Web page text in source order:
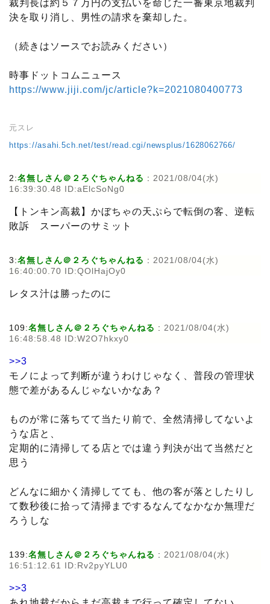
裁判長は約５７万円の支払いを命じた一審東京地裁判
決を取り消し、男性の請求を棄却した。
（続きはソースでお読みください）
時事ドットコムニュース
https://www.jiji.com/jc/article?k=2021080400773
元スレ
https://asahi.5ch.net/test/read.cgi/newsplus/1628062766/
2:名無しさん＠２ろぐちゃんねる : 2021/08/04(水)
16:39:30.48 ID:aElcSoNg0
【トンキン高裁】かぼちゃの天ぷらで転倒の客、逆転
敗訴 スーパーのサミット
3:名無しさん＠２ろぐちゃんねる : 2021/08/04(水)
16:40:00.70 ID:QOlHajOy0
レタス汁は勝ったのに
109:名無しさん＠２ろぐちゃんねる : 2021/08/04(水)
16:48:58.48 ID:W2O7hkxy0
>>3
モノによって判断が違うわけじゃなく、普段の管理状
態で差があるんじゃないかなあ？
ものが常に落ちてて当たり前で、全然清掃してないよ
うな店と、
定期的に清掃してる店とでは違う判決が出て当然だと
思う
どんなに細かく清掃してても、他の客が落としたりし
て数秒後に拾って清掃までするなんてなかなか無理だ
ろうしな
139:名無しさん＠２ろぐちゃんねる : 2021/08/04(水)
16:51:12.61 ID:Rv2pyYLU0
>>3